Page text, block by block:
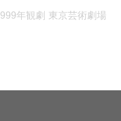
年観劇 東京芸術劇場